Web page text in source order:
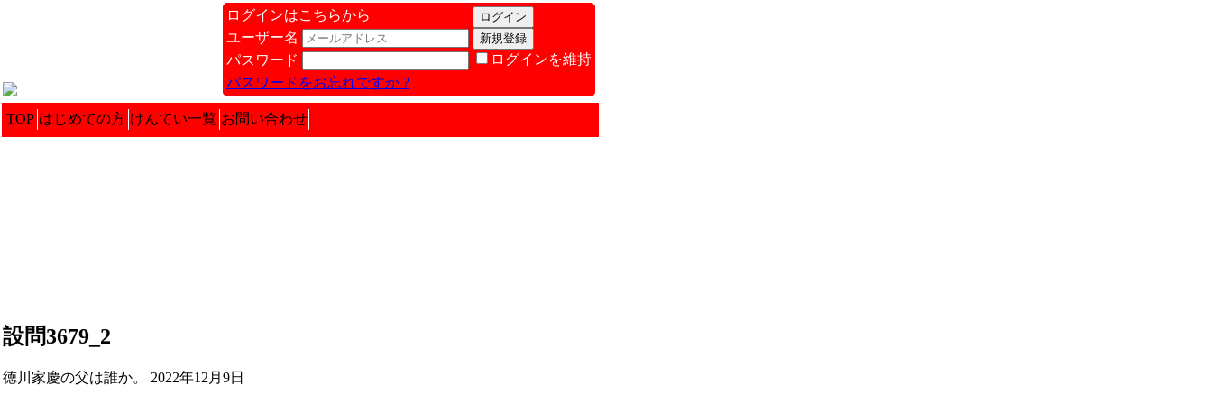
ログインはこちらから
ログインを維持
ユーザー名
パスワード
パスワードをお忘れですか ?
TOP はじめての方 けんてい一覧 お問い合わせ
設問3679_2
徳川家慶の父は誰か。 2022年12月9日